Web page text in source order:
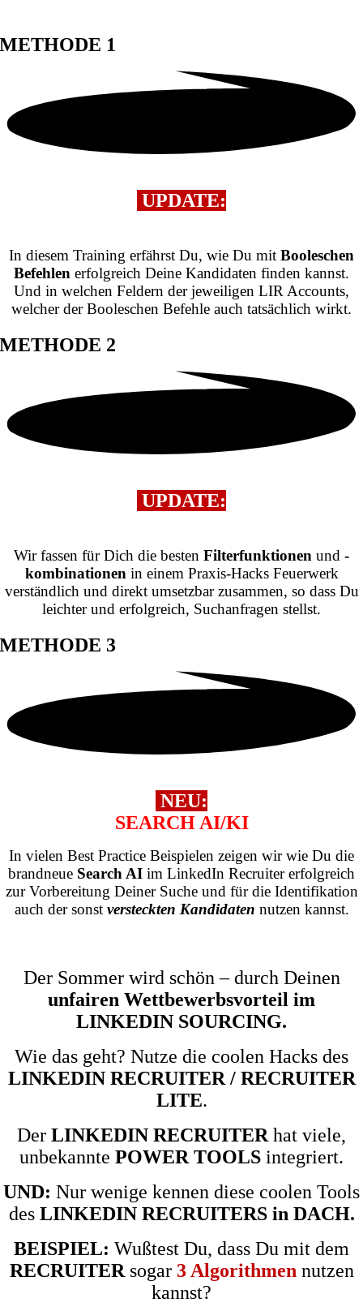
METHODE 1
UPDATE:
In diesem Training erfährst Du, wie Du mit Booleschen
Befehlen erfolgreich Deine Kandidaten finden kannst.
Und in welchen Feldern der jeweiligen LIR Accounts,
welcher der Booleschen Befehle auch tatsächlich wirkt.
METHODE 2
UPDATE:
Wir fassen für Dich die besten Filterfunktionen und -
kombinationen in einem Praxis-Hacks Feuerwerk
verständlich und direkt umsetzbar zusammen, so dass Du
leichter und erfolgreich, Suchanfragen stellst.
METHODE 3
NEU:
SEARCH AI/KI
In vielen Best Practice Beispielen zeigen wir wie Du die
brandneue Search AI im LinkedIn Recruiter erfolgreich
zur Vorbereitung Deiner Suche und für die Identifikation
auch der sonst versteckten Kandidaten nutzen kannst.
Der Sommer wird schön – durch Deinen
unfairen Wettbewerbsvorteil im
LINKEDIN SOURCING.
Wie das geht? Nutze die coolen Hacks des
LINKEDIN RECRUITER / RECRUITER
LITE.
Der LINKEDIN RECRUITER hat viele,
unbekannte POWER TOOLS integriert.
UND: Nur wenige kennen diese coolen Tools
des LINKEDIN RECRUITERS in DACH.
BEISPIEL: Wußtest Du, dass Du mit dem
RECRUITER sogar 3 Algorithmen nutzen
kannst?